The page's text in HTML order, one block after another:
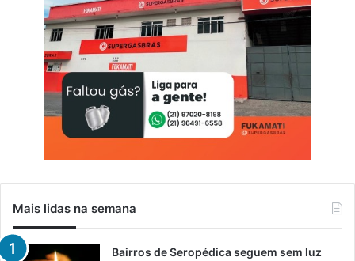
Mais lidas na semana
Bairros de Seropédica seguem sem luz